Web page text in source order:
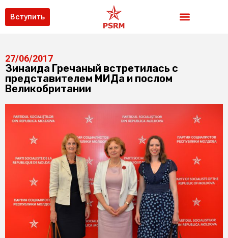
Вступить
27/06/2017
Зинаида Гречаный встретилась с
представителем МИДа и послом
Великобритании